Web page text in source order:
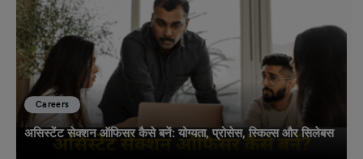
Careers
असिस्टेंट सेक्शन ऑफिसर कैसे बनें: योग्यता, प्रोसेस, स्किल्स और सिलेबस